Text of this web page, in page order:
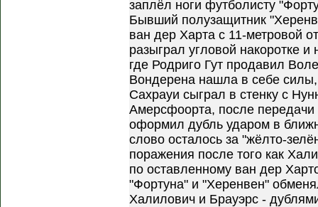
заплёл ноги футболисту
Бывший полузащитник
ван дер Харта с 11-метровой
разыграл угловой накоротке
где Родриго Гут продавил
Вондерена нашла в себе
Сахрауи сыграл в стенку с
Амерсфоорта, после передачи
оформил дубль ударом в
слово осталось за "жёлто-
поражения после того как
по оставленному ван дер
"Фортуна" и "Херенвен"
Халилович и Брауэрс -